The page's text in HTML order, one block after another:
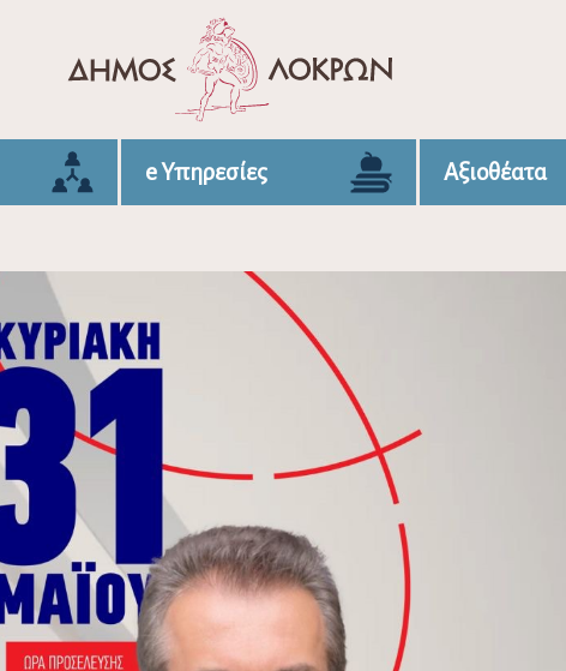
e Υπηρεσίες Αξιοθέατα